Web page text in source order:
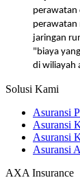
perawatan
perawatan
jaringan
"biaya
di wiliayah
Solusi Kami
Asuransi
Asuransi
Asuransi
Asuransi
AXA Insurance